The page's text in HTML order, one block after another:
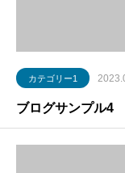
カテゴリー1
ブログサンプル4